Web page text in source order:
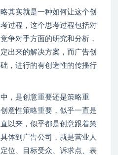
实就是一种如何让这个创
过程，这个思考过程包括对
争对手方面的研究和分析，
出来的解决方案，而广告创
，进行的有创造性的传播行
是创意重要还是策略重
意性策略重要，似乎一直是
以来，似乎都是创意跟着策
体到广告公司，就是营业人
位、目标受众、诉求点、表